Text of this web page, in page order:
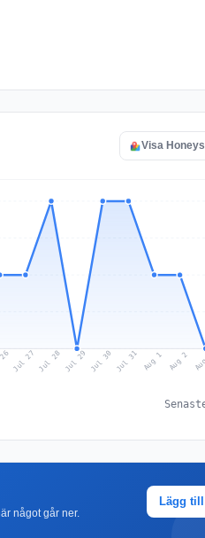
Visa
Jul 27 Jul 28 Jul 29 Jul 30 Jul 31 Aug 1 Aug 2
något går ner.
Lägg